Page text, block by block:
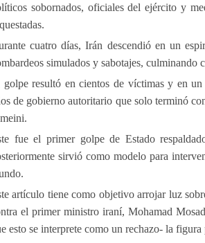
sobornados, oficiales del ejército y
cuatro días, Irán descendió en un
simulados y sabotajes, culminando
golpe resultó en cientos de víctimas y en
de gobierno autoritario que solo terminó
fue el primer golpe de Estado
sirvió como modelo para
artículo tiene como objetivo arrojar luz
el primer ministro iraní, Mohamad
esto se interprete como un rechazo- la